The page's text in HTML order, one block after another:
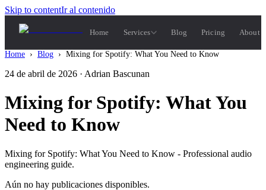
Skip to contentIr al contenido
Home Services Blog Pricing About
Home › Blog › Mixing for Spotify: What You Need to Know
24 de abril de 2026 · Adrian Bascunan
Mixing for Spotify: What You
Need to Know
Mixing for Spotify: What You Need to Know - Professional audio
engineering guide.
Aún no hay publicaciones disponibles.